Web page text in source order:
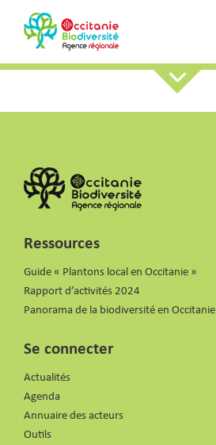
Ressources
Guide « Plantons local en Occitanie »
Rapport d’activités 2024
Panorama de la biodiversité en Occitanie
Se connecter
Actualités
Agenda
Annuaire des acteurs
Outils